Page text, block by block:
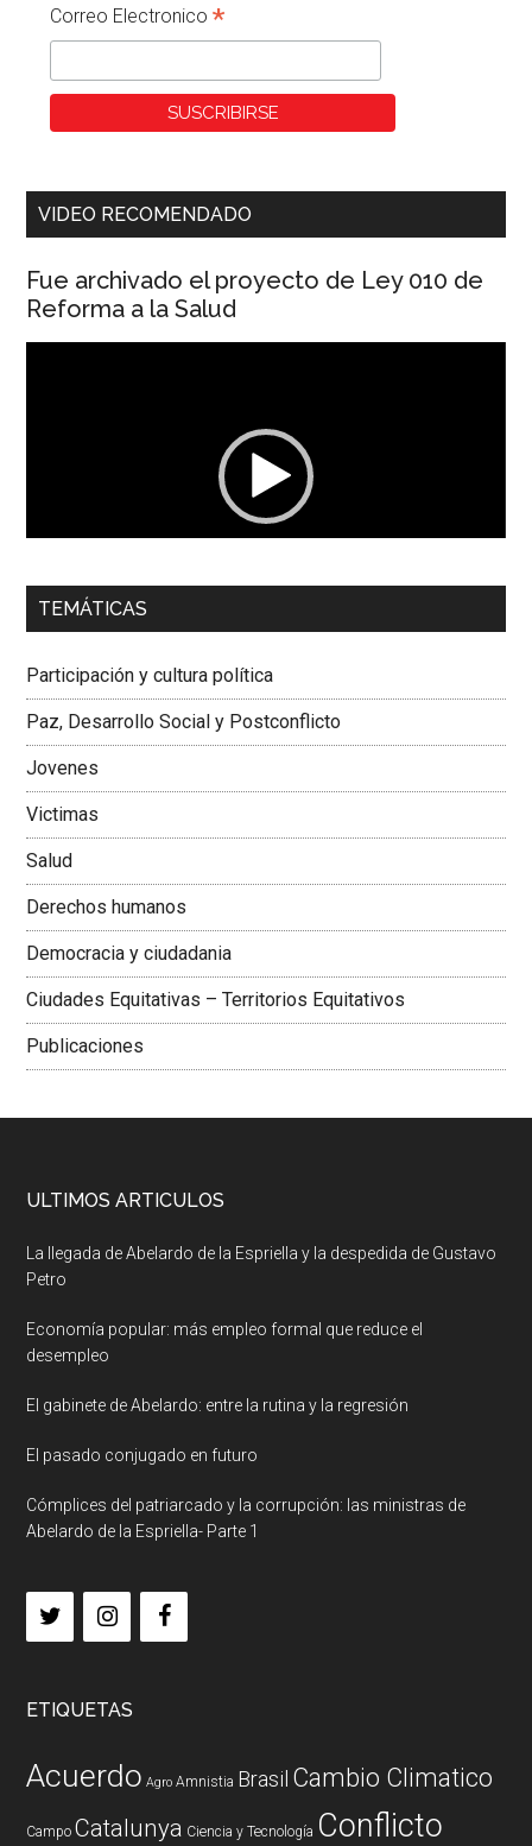
Correo Electronico*
VIDEO RECOMENDADO
Fue archivado el proyecto de Ley 010 de
Reforma a la Salud
00:00 01:04
Dra. Carolina Corcho Mejía,Presidenta Corporación
Colombiana
TEMÁTICAS
Participación y cultura política
Paz, Desarrollo Social y Postconflicto
Jovenes
Victimas
Salud
Derechos humanos
Democracia y ciudadania
Ciudades Equitativas – Territorios Equitativos
Publicaciones
ULTIMOS ARTICULOS
La llegada de Abelardo de la Espriella y la despedida de Gustavo
Petro
Economía popular: más empleo formal que reduce el
desempleo
El gabinete de Abelardo: entre la rutina y la regresión
El pasado conjugado en futuro
Cómplices del patriarcado y la corrupción: las ministras de
Abelardo de la Espriella- Parte 1
ETIQUETAS
Acuerdo Agro Amnistia Brasil Cambio Climatico
Campo Catalunya Ciencia y Tecnología Conflicto